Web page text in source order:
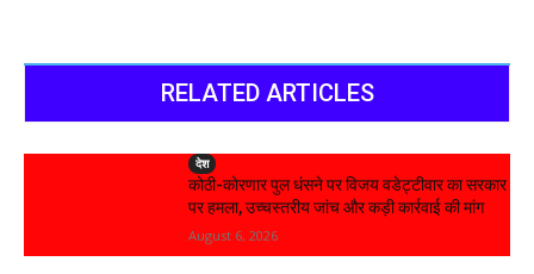
RELATED ARTICLES
देश
कोठी-कोरणार पुल धंसने पर विजय वडेट्टीवार का सरकार
पर हमला, उच्चस्तरीय जांच और कड़ी कार्रवाई की मांग
August 6, 2026